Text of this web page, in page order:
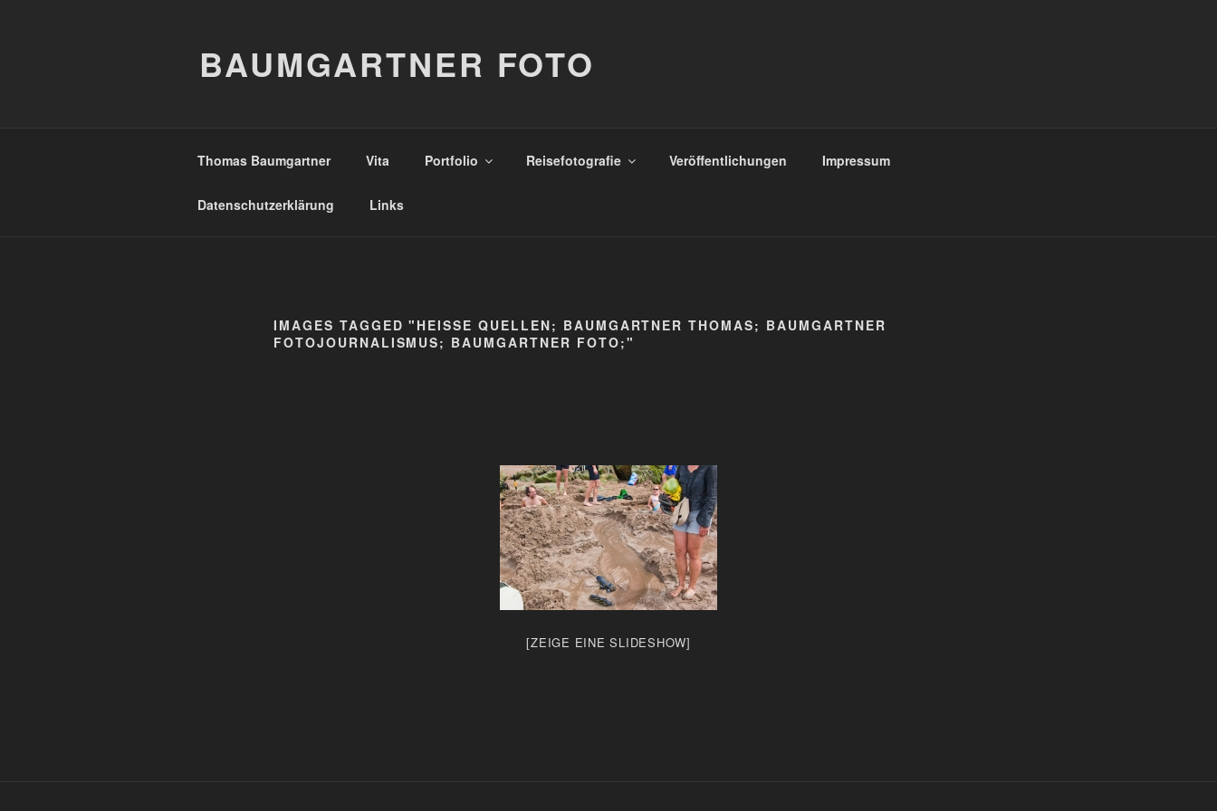
BAUMGARTNER FOTO
Thomas Baumgartner Vita Portfolio Reisefotografie Veröffentlichungen Impressum
Datenschutzerklärung Links
IMAGES TAGGED "HEISSE QUELLEN; BAUMGARTNER THOMAS; BAUMGARTNER
FOTOJOURNALISMUS; BAUMGARTNER FOTO;"
[ZEIGE EINE SLIDESHOW]